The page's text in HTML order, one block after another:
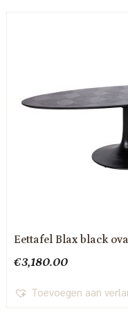
Eettafel Blax black
€3,180.00
Toevoegen aan